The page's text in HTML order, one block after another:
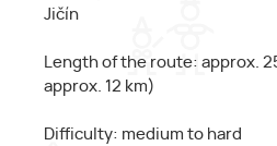
Jičín
Length of the route: approx.
approx. 12 km)
Difficulty: medium to hard